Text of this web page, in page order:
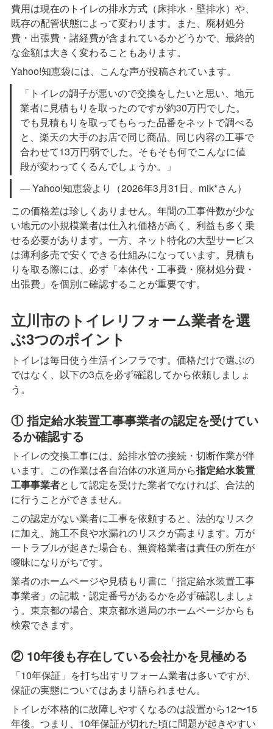
費用は現在のトイレの排水方式（床排水・壁排水）や、
既存の配管状態によって変わります。また、廃材処分
費・出張費・諸経費が含まれているかどうかで、最終的
な金額は大きく変わることもあります。
Yahoo!知恵袋には、こんな声が投稿されています。
「トイレの調子が悪いので交換をしたいと思い、地元
業者に見積もりを取ったのですが約30万円でした。
でも見積もりを取ってもらった品番をネットで調べる
と、楽天の大手のお店で同じ商品、同じ内容の工事で
合わせて13万円弱でした。そもそも何でこんなに値
段が変わってくるんでしょうか。」
— Yahoo!知恵袋より（2026年3月31日、mik*さん）
この価格差は珍しくありません。年間の工事件数が少な
い地元の小規模業者は仕入れ価格が高く、利益も多く乗
せる必要があります。一方、ネット特化の大型サービス
は薄利多売で安くできる仕組みになっています。見積も
りを取る際には、必ず「本体代・工事費・廃材処分費・
出張費」を個別に確認することが重要です。
立川市のトイレリフォーム業者を選
ぶ3つのポイント
トイレは毎日使う生活インフラです。価格だけで選ぶの
ではなく、以下の3点を必ず確認してから依頼しましょ
う。
① 指定給水装置工事事業者の認定を受けてい
るか確認する
トイレの交換工事には、給排水管の接続・切断作業が伴
います。この作業は各自治体の水道局から指定給水装置
工事事業者として認定を受けた業者でなければ、合法的
に行うことができません。
この認定がない業者に工事を依頼すると、法的なリスク
に加え、施工不良や水漏れのリスクが高まります。万が
一トラブルが起きた場合も、無資格業者は責任の所在が
曖昧になりがちです。
業者のホームページや見積もり書に「指定給水装置工事
事業者」の記載・認定番号があるかを必ず確認しましょ
う。東京都の場合、東京都水道局のホームページからも
検索できます。
② 10年後も存在している会社かを見極める
「10年保証」を打ち出すリフォーム業者は多いですが、
保証の実態についてはあまり語られません。
トイレが本格的に故障しやすくなるのは設置から12〜15
年後。つまり、10年保証が切れた頃に問題が起きやすい